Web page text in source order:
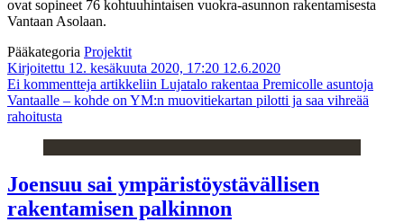
ovat sopineet 76 kohtuuhintaisen vuokra-asunnon rakentamisesta
Vantaan Asolaan.
Pääkategoria Projektit
Kirjoitettu 12. kesäkuuta 2020, 17:20 12.6.2020
Ei kommentteja artikkeliin Lujatalo rakentaa Premicolle asuntoja
Vantaalle – kohde on YM:n muovitiekartan pilotti ja saa vihreää
rahoitusta
Joensuu sai ympäristöystävällisen
rakentamisen palkinnon